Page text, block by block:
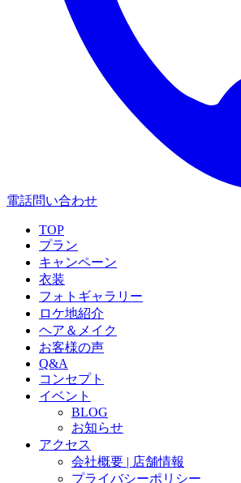
電話問い合わせ
TOP
プラン
キャンペーン
衣装
フォトギャラリー
ロケ地紹介
ヘア＆メイク
お客様の声
Q&A
コンセプト
イベント
BLOG
お知らせ
アクセス
会社概要 | 店舗情報
プライバシーポリシー